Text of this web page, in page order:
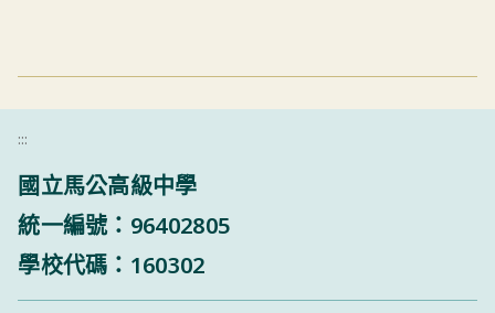
:::
國立馬公高級中學
統一編號：96402805
學校代碼：160302